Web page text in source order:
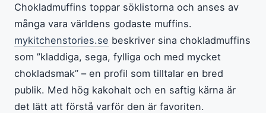
Chokladmuffins toppar söklistorna och anses av
många vara världens godaste muffins.
mykitchenstories.se beskriver sina chokladmuffins
som ”kladdiga, sega, fylliga och med mycket
chokladsmak” – en profil som tilltalar en bred
publik. Med hög kakohalt och en saftig kärna är
det lätt att förstå varför den är favoriten.